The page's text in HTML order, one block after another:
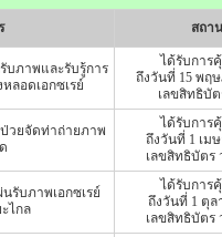
สถา
ภาพและรับรู้การ
ลอดเอกซเรย์
ได้รับการ
ถึงวันที่ 15 พฤ
เลขสิทธิบัต
วยจัดท่าถ่ายภาพ
ได้รับการ
ถึงวันที่ 1 เม
เลขสิทธิบัตร
รับภาพเอกซเรย์
ไกล
ได้รับการ
ถึงวันที่ 1 ตุล
เลขสิทธิบัตร